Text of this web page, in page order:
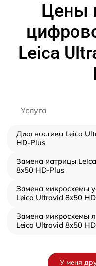
Цены
Leica
Услуга
Диагностика Leica
HD-Plus
Замена матрицы
8x50 HD-Plus
Замена микросхемы
Leica Ultravid 8x50
Замена микросхемы
Leica Ultravid 8x50
У меня